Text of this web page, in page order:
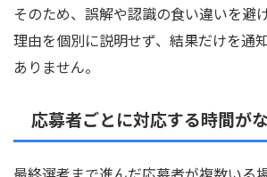
そのため、誤解や認識の食い違いを避
理由を個別に説明せず、結果だけを通
ありません。
応募者ごとに対応する時間が